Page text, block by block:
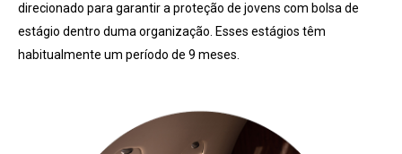
direcionado para garantir a proteção de jovens com bolsa de
estágio dentro duma organização. Esses estágios têm
habitualmente um período de 9 meses.